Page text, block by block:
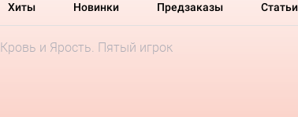
Хиты Новинки Предзаказы Статьи
Кровь и Ярость. Пятый игрок